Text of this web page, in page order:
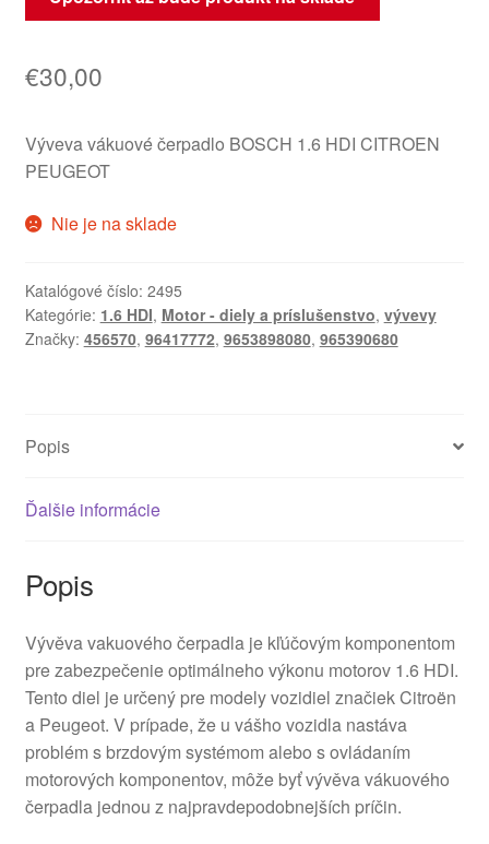
€30,00
Výveva vákuové čerpadlo BOSCH 1.6 HDI CITROEN
PEUGEOT
Nie je na sklade
Katalógové číslo: 2495
Kategórie: 1.6 HDI, Motor - diely a príslušenstvo, vývevy
Značky: 456570, 96417772, 9653898080, 965390680
Popis
Ďalšie informácie
Popis
Vývěva vakuového čerpadla je kľúčovým komponentom
pre zabezpečenie optimálneho výkonu motorov 1.6 HDI.
Tento diel je určený pre modely vozidiel značiek Citroën
a Peugeot. V prípade, že u vášho vozidla nastáva
problém s brzdovým systémom alebo s ovládaním
motorových komponentov, môže byť vývěva vákuového
čerpadla jednou z najpravdepodobnejších príčin.